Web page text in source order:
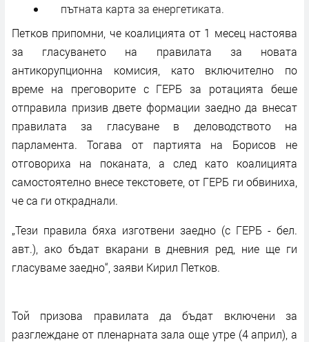
пътната карта за енергетиката.
Петков припомни, че коалицията от 1 месец настоява
за гласуването на правилата за новата
антикорупционна комисия, като включително по
време на преговорите с ГЕРБ за ротацията беше
отправила призив двете формации заедно да внесат
правилата за гласуване в деловодството на
парламента. Тогава от партията на Борисов не
отговориха на поканата, а след като коалицията
самостоятелно внесе текстовете, от ГЕРБ ги обвиниха,
че са ги откраднали.
„Тези правила бяха изготвени заедно (с ГЕРБ - бел.
авт.), ако бъдат вкарани в дневния ред, ние ще ги
гласуваме заедно“, заяви Кирил Петков.
Той призова правилата да бъдат включени за
разглеждане от пленарната зала още утре (4 април), а